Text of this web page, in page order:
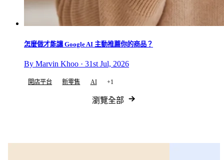
怎麼做才能讓 Google AI 主動推薦你的商品？
By Marvin Khoo · 31st Jul, 2026
開店平台 新零售 AI +1
瀏覽全部